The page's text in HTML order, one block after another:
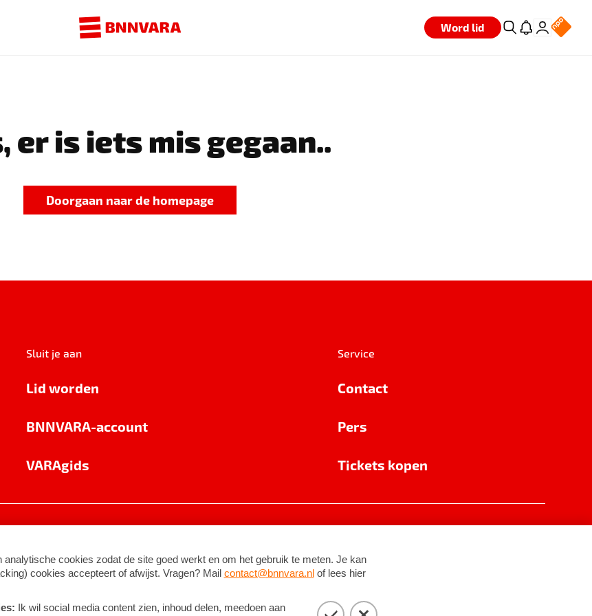
Word lid
er is iets mis gegaan..
Doorgaan naar de homepage
Sluit je aan
Lid worden
BNNVARA-account
VARAgids
Service
Contact
Pers
Tickets kopen
©2026BNNVARA